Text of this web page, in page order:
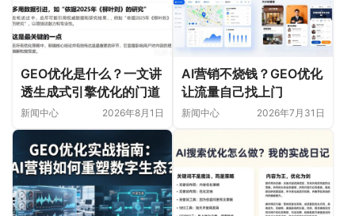
GEO优化是什么？一文讲
透生成式引擎优化的门道
新闻中心 2026年8月1日
AI营销不烧钱？GEO优化
让流量自己找上门
新闻中心 2026年7月31日